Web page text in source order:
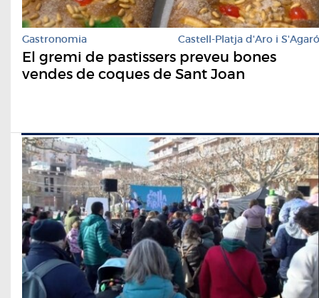
Gastronomia Castell-Platja d'Aro i S'Agaró
El gremi de pastissers preveu bones
vendes de coques de Sant Joan